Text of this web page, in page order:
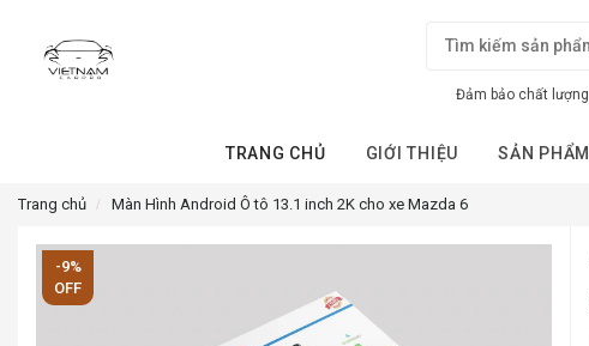
Đảm bảo chất lượng
TRANG CHỦ GIỚI THIỆU SẢN PHẨM
Trang chủ Màn Hình Android Ô tô 13.1 inch 2K cho xe Mazda 6
-9%
OFF